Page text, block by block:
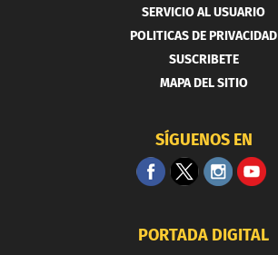
SERVICIO AL USUARIO
POLITICAS DE PRIVACIDAD
SUSCRIBETE
MAPA DEL SITIO
SÍGUENOS EN
PORTADA DIGITAL